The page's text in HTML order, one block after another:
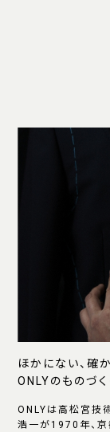
ほかにない、確
ONLYのものづく
ONLYは高松宮技
浩一が1970年、京